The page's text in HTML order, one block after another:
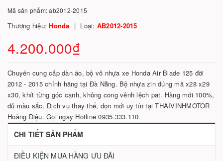
Mã sản phẩm:ab2012-2015
Thương hiệu:Honda Loại: AB2012-2015
4.200.000₫
Chuyên cung cấp dàn áo, bộ vỏ nhựa xe Honda Air Blade 125 đời
2012 - 2015 chính hãng tại Đà Nẵng. Bộ nhựa zin đúng mã x28 x29
x30, khít từng góc cạnh, không cong vênh lệch pat. Hàng mới 100%,
đủ màu sắc. Dịch vụ thay thế, dọn mới uy tín tại THAIVINHMOTOR
Hoàng Diệu. Gọi ngay Hotline 0935.333.110.
CHI TIẾT SẢN PHẨM
ĐIỀU KIỆN MUA HÀNG ƯU ĐÃI